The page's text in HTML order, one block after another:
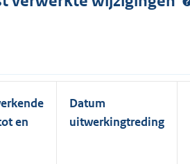
en
Datum
uitwerkingtreding